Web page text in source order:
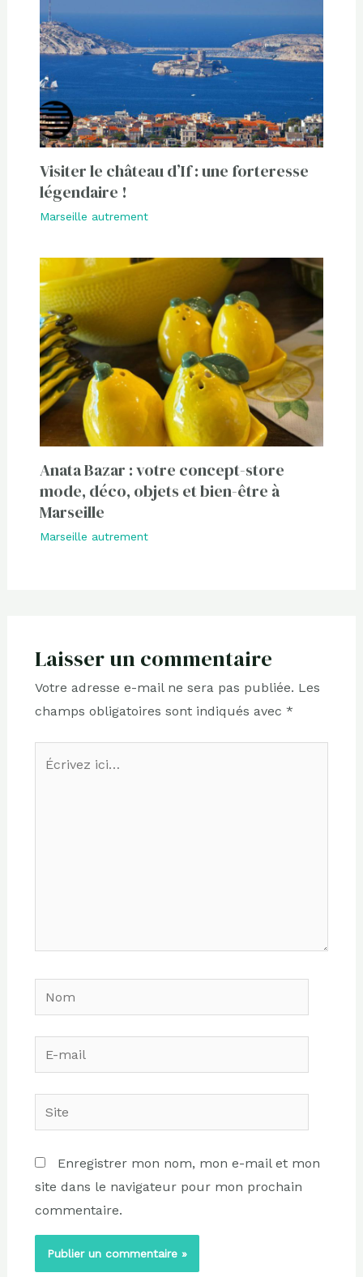
Visiter le château d’If : une forteresse
légendaire !
Marseille autrement
Anata Bazar : votre concept-store
mode, déco, objets et bien-être à
Marseille
Marseille autrement
Laisser un commentaire
Votre adresse e-mail ne sera pas publiée. Les
champs obligatoires sont indiqués avec *
Nom
E-
mail
Site
Enregistrer mon nom, mon e-mail et mon
site dans le navigateur pour mon prochain
commentaire.